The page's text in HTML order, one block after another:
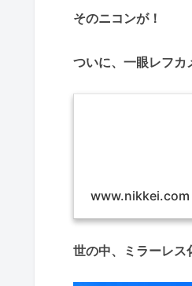
そのニコンが！
ついに、一眼レフカ
www.nikkei.com
世の中、ミラーレス